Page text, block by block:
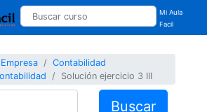
Mi Aula
Facil
Empresa
Contabilidad
Solución ejercicio 3 III
Buscar